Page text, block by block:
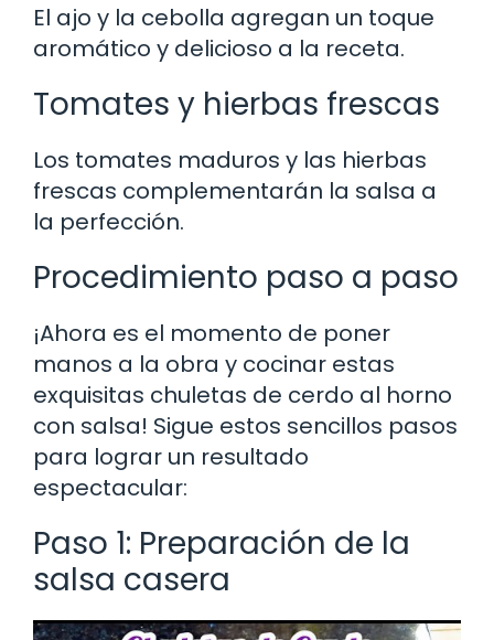
El ajo y la cebolla agregan un toque
aromático y delicioso a la receta.
Tomates y hierbas frescas
Los tomates maduros y las hierbas
frescas complementarán la salsa a
la perfección.
Procedimiento paso a paso
¡Ahora es el momento de poner
manos a la obra y cocinar estas
exquisitas chuletas de cerdo al horno
con salsa! Sigue estos sencillos pasos
para lograr un resultado
espectacular:
Paso 1: Preparación de la
salsa casera